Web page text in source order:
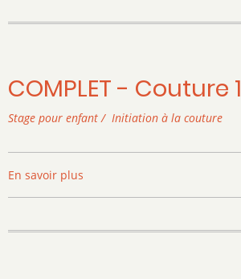
COMPLET - Couture
Stage pour enfant / Initiation à la couture
En savoir plus
Couture